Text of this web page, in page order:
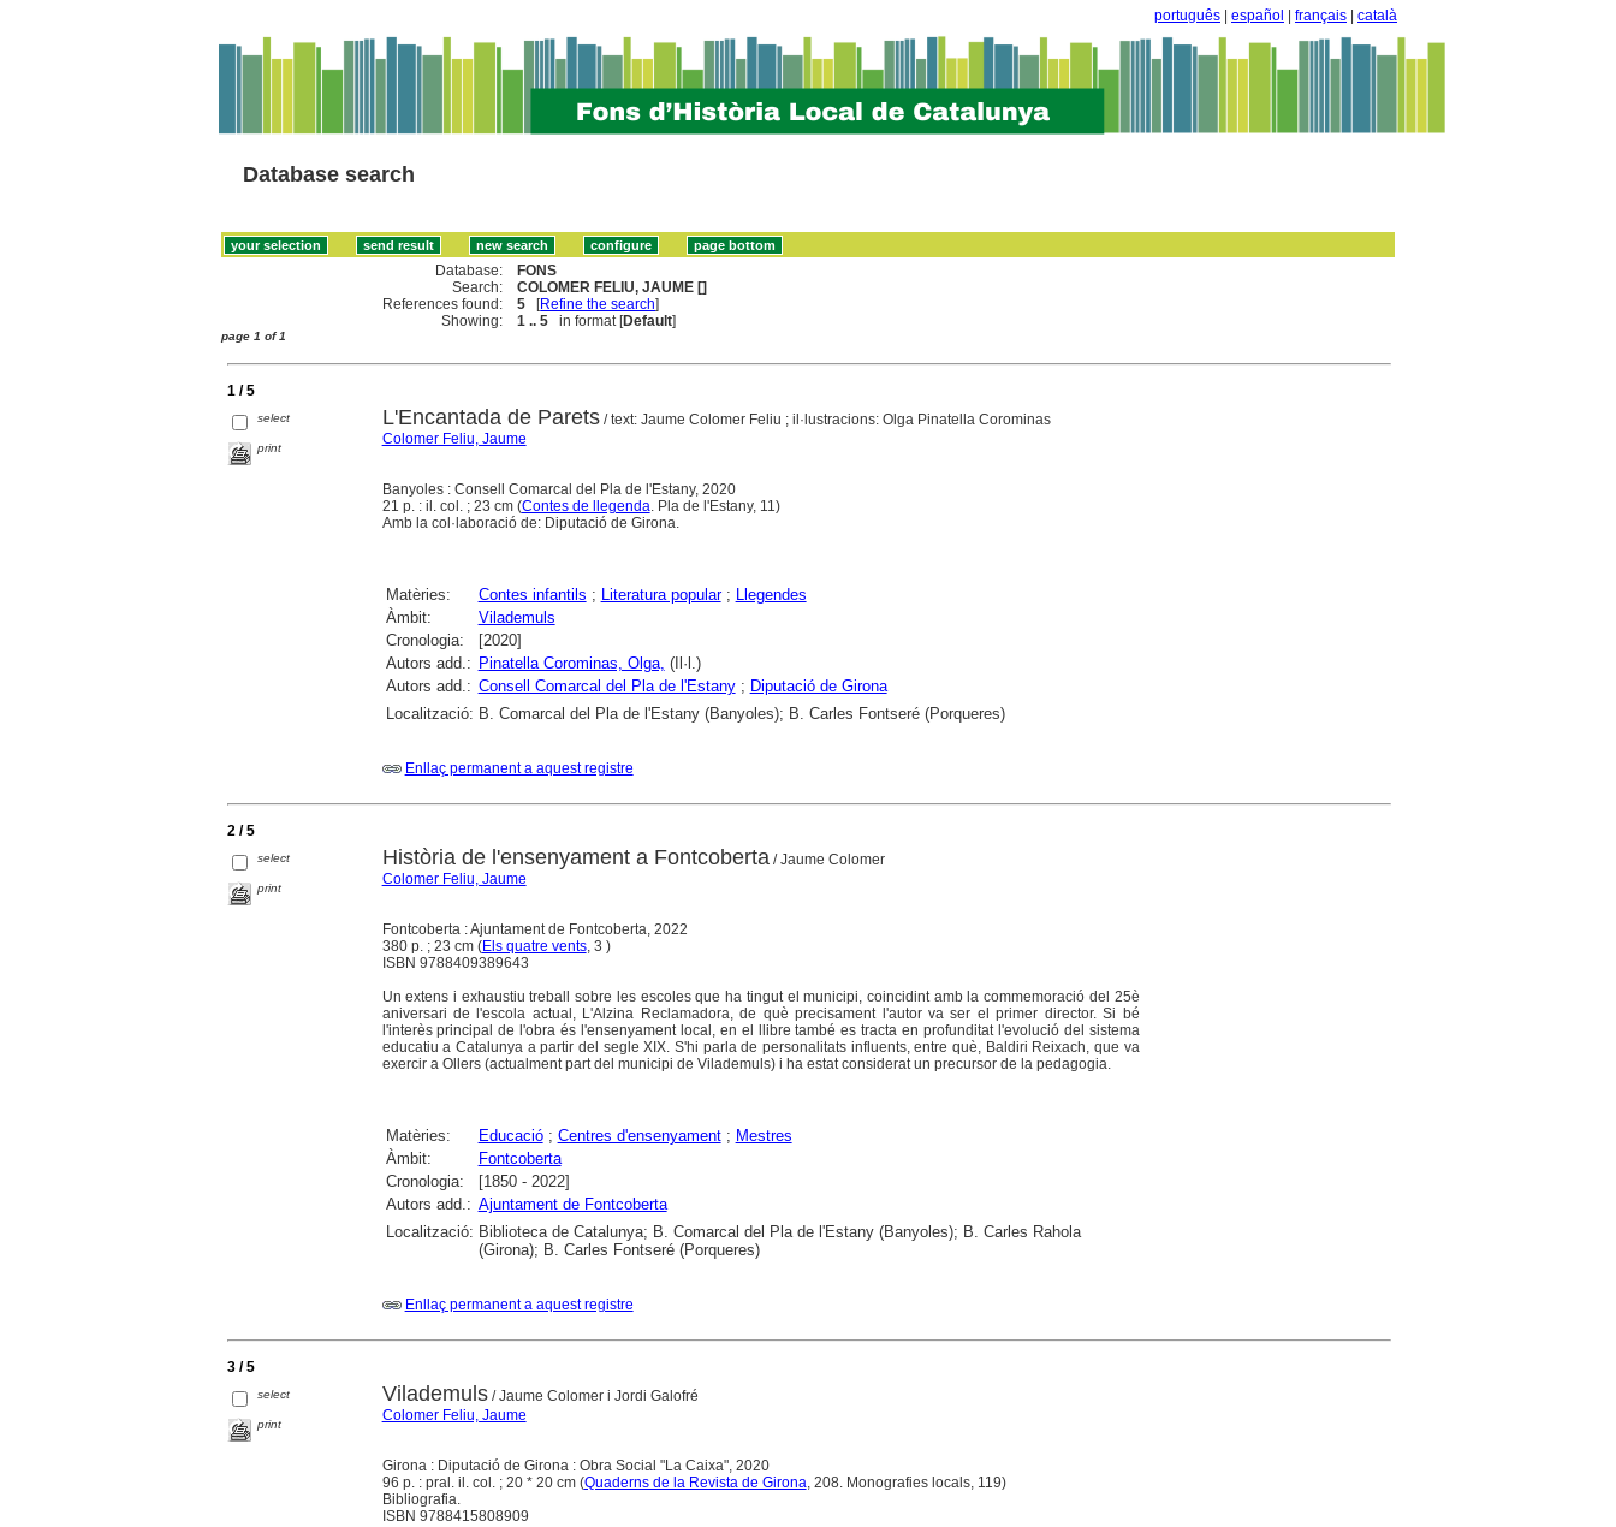
português español français català
Database search
Database:
FONS
Search:
COLOMER FELIU, JAUME []
References found:
5 [Refine the search]
Showing:
1 .. 5 in format [Default]
page 1 of 1
1 / 5
select
print
L'Encantada de Parets/ text: Jaume Colomer Feliu ; il·lustracions: Olga Pinatella Corominas
Colomer Feliu, Jaume
Banyoles : Consell Comarcal del Pla de l'Estany, 2020
21 p. : il. col. ; 23 cm (Contes de llegenda. Pla de l'Estany, 11)
Amb la col·laboració de: Diputació de Girona.
Matèries: Contes infantils ; Literatura popular;
Llegendes
Àmbit:
Vilademuls
Cronologia:
[2020]
Autors add.: Pinatella Corominas, Olga, (Il·l.)
Autors add.: Consell Comarcal del Pla de l'Estany; Diputació de Girona
Localització: B. Comarcal del Pla de l'Estany (Banyoles); B. Carles Fontseré (Porqueres)
Enllaç permanent a aquest registre
2 / 5
select
print
Història de l'ensenyament a Fontcoberta/ Jaume Colomer
Colomer Feliu, Jaume
Fontcoberta : Ajuntament de Fontcoberta, 2022
380 p. ; 23 cm (Els quatre vents, 3 )
ISBN 9788409389643
Un extens i exhaustiu treball sobre les escoles que ha tingut el municipi, coincidint amb la commemoració del 25è
aniversari de l'escola actual, L'Alzina Reclamadora, de què precisament l'autor va ser el primer director. Si bé
l'interès principal de l'obra és l'ensenyament local, en el llibre també es tracta en profunditat l'evolució del sistema
educatiu a Catalunya a partir del segle XIX. S'hi parla de personalitats influents, entre què, Baldiri Reixach, que va
exercir a Ollers (actualment part del municipi de Vilademuls) i ha estat considerat un precursor de la pedagogia.
Matèries: Educació; Centres d'ensenyament; Mestres
Àmbit:
Fontcoberta
Cronologia:
[1850 - 2022]
Autors add.: Ajuntament de Fontcoberta
Localització: Biblioteca de Catalunya; B. Comarcal del Pla de l'Estany (Banyoles); B. Carles Rahola
(Girona); B. Carles Fontseré (Porqueres)
Enllaç permanent a aquest registre
3 / 5
select
print
Vilademuls/ Jaume Colomer i Jordi Galofré
Colomer Feliu, Jaume
Girona : Diputació de Girona : Obra Social "La Caixa", 2020
96 p. : pral. il. col. ; 20 * 20 cm (Quaderns de la Revista de Girona, 208. Monografies locals, 119)
Bibliografia.
ISBN 9788415808909